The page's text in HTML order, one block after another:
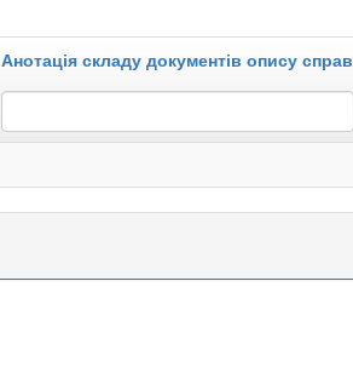
Анотація складу документів опису справ